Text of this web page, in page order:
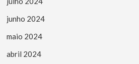
junho 2024
maio 2024
abril 2024